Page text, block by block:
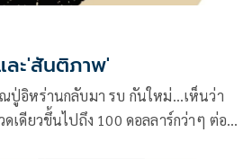
ละ'สันติภาพ'
ปู่อิหร่านกลับมา รบ กันใหม่…เห็นว่า
เดียวขึ้นไปถึง 100 ดอลลาร์กว่าๆ ต่อ